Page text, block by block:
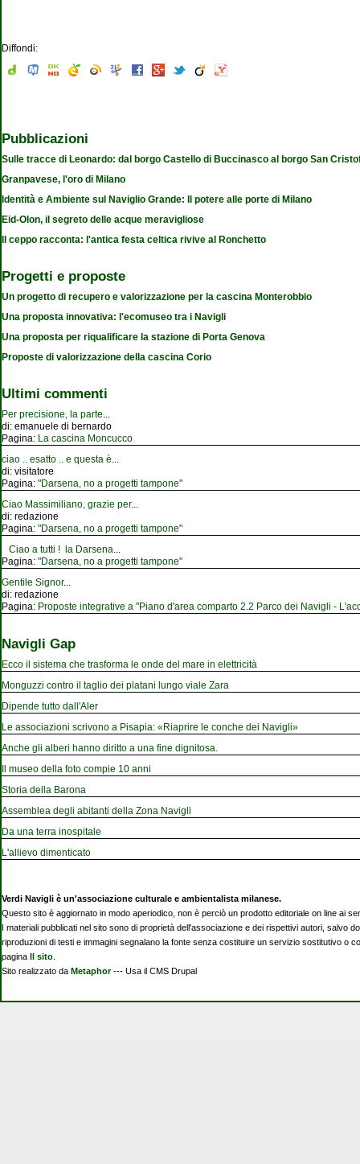
Diffondi:
Pubblicazioni
Sulle tracce di Leonardo: dal borgo Castello di Buccinasco al borgo San
Granpavese, l'oro di Milano
Identità e Ambiente sul Naviglio Grande: Il potere alle porte di Milano
Eid-Olon, il segreto delle acque meravigliose
Il ceppo racconta: l'antica festa celtica rivive al Ronchetto
Progetti e proposte
Un progetto di recupero e valorizzazione per la cascina Monterobbio
Una proposta innovativa: l'ecomuseo tra i Navigli
Una proposta per riqualificare la stazione di Porta Genova
Proposte di valorizzazione della cascina Corio
Ultimi commenti
Per precisione, la parte
di: emanuele di bernardo
Pagina: La cascina Moncucco
ciao .. esatto .. e questa è
di: visitatore
Pagina: "Darsena, no a progetti tampone"
Ciao Massimiliano, grazie per...
di: redazione
Pagina: "Darsena, no a progetti tampone"
Ciao a tutti ! la Darsena
Pagina: "Darsena, no a progetti tampone"
Gentile Signor...
di: redazione
Pagina: Proposte integrative a "Piano d'area comparto 2.2 Parco dei Navigli -
Navigli Gap
Ecco il sistema che trasforma le onde del mare in elettricità
Monguzzi contro il taglio dei platani lungo viale Zara
Dipende tutto dall'Aler
Le associazioni scrivono a Pisapia: «Riaprire le conche dei Navigli»
Anche gli alberi hanno diritto a una fine dignitosa.
Il museo della foto compie 10 anni
Storia della Barona
Assemblea degli abitanti della Zona Navigli
Da una terra inospitale
L'allievo dimenticato
Verdi Navigli è un'associazione culturale e ambientalista milanese.
Questo sito è aggiornato in modo aperiodico, non è perciò un prodotto editoriale on line ai
I materiali pubblicati nel sito sono di proprietà dell'associazione e dei rispettivi autori, salvo
riproduzioni di testi e immagini segnalano la fonte senza costituire un servizio sostitutivo o
pagina Il sito
Sito realizzato da Metaphor--- Usa il CMS Drupal